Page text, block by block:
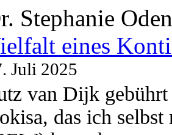
Stephanie
eines
Juli 2025
van Dijk
das ich